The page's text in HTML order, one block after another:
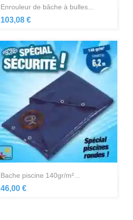
enrouleur de bâche à bulles...
103,08 €

bache piscine 140gr/m²...
46,00 €